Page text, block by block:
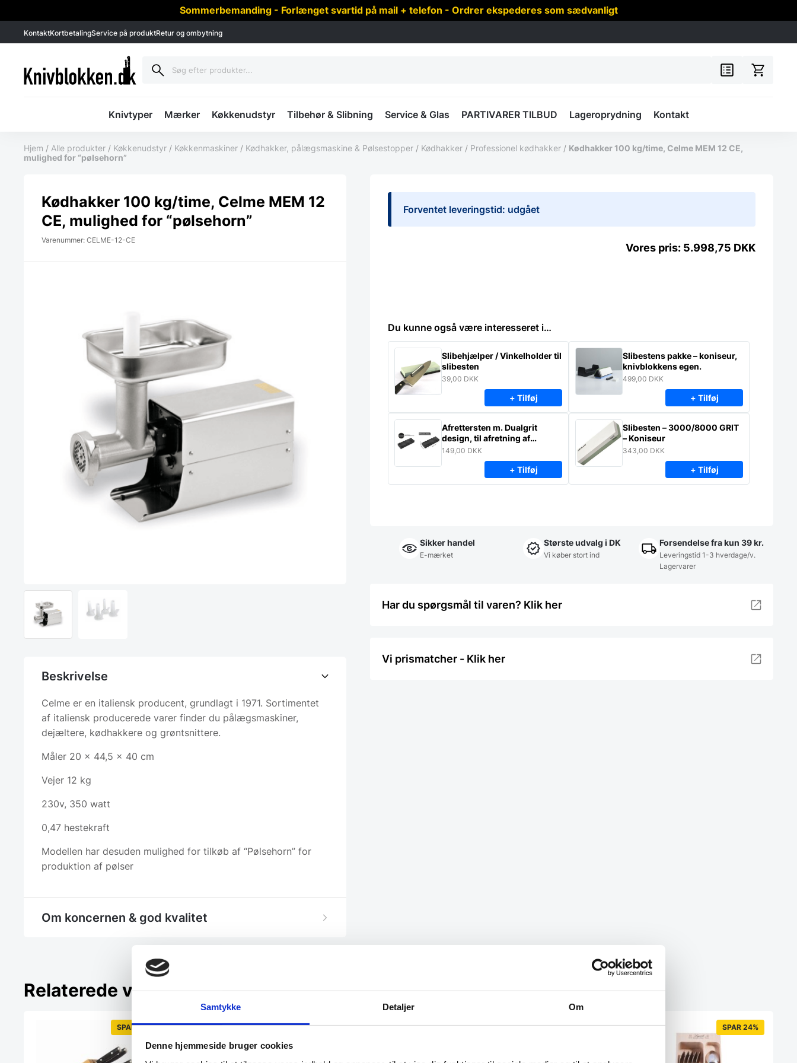
Samtykke Detaljer Om
Denne hjemmeside bruger cookies
Sommerbemanding - Forlænget svartid på mail + telefon - Ordrer ekspederes som sædvanligt
KontaktKortbetalingService på produktRetur og ombytning
Knivtyper Mærker Køkkenudstyr Tilbehør & Slibning Service & Glas PARTIVARER TILBUD Lageroprydning Kontakt
Hjem / Alle produkter / Køkkenudstyr / Køkkenmaskiner / Kødhakker, pålægsmaskine & Pølsestopper / Kødhakker / Professionel kødhakker / Kødhakker 100 kg/time, Celme MEM 12 CE,
mulighed for “pølsehorn”
Kødhakker 100 kg/time, Celme MEM 12
CE, mulighed for “pølsehorn”
Varenummer: CELME-12-CE
Beskrivelse
Celme er en italiensk producent, grundlagt i 1971. Sortimentet
af italiensk producerede varer finder du pålægsmaskiner,
dejæltere, kødhakkere og grøntsnittere.
Måler 20 x 44,5 x 40 cm
Vejer 12 kg
230v, 350 watt
0,47 hestekraft
Modellen har desuden mulighed for tilkøb af “Pølsehorn” for
produktion af pølser
Om koncernen & god kvalitet
Forventet leveringstid: udgået
5.998,75 DKK
Du kunne også være interesseret i…
Slibehjælper / Vinkelholder til
slibesten
39,00 DKK
+ Tilføj
Afrettersten m. Dualgrit
design, til afretning af
slibesten
149,00 DKK
+ Tilføj
Slibestens pakke – koniseur,
knivblokkens egen.
499,00 DKK
+ Tilføj
Slibesten – 3000/8000 GRIT
– Koniseur
343,00 DKK
+ Tilføj
Sikker handel
E-mærket
Største udvalg i DK
Vi køber stort ind
Forsendelse fra kun 39 kr.
Leveringstid 1-3 hverdage/v.
Lagervarer
Har du spørgsmål til varen? Klik her
Vi prismatcher - Klik her
Relaterede varer
SPAR 26% SPAR 21% SPAR 24%